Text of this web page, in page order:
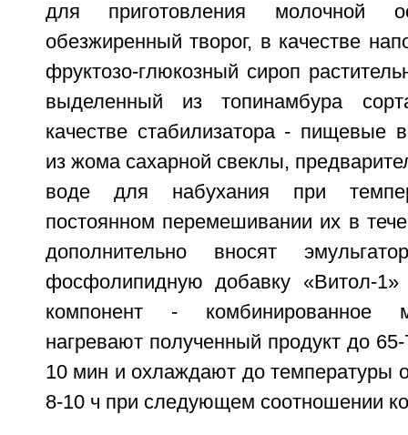
для приготовления молочной
обезжиренный творог, в качестве
фруктозо-глюкозный сироп
выделенный из топинамбура
качестве стабилизатора - пищевые
из жома сахарной свеклы,
воде для набухания при
постоянном перемешивании их в
дополнительно вносят
фосфолипидную добавку «Витол-
компонент - комбинированное
нагревают полученный продукт до
10 мин и охлаждают до температуры
8-10 ч при следующем соотношении